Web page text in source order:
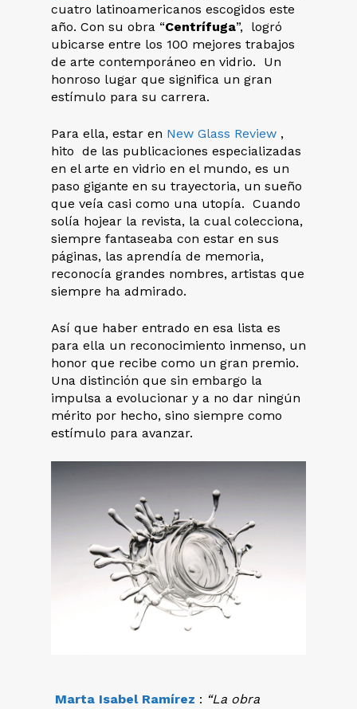
cuatro latinoamericanos escogidos este
año. Con su obra “Centrífuga”, logró
ubicarse entre los 100 mejores trabajos
de arte contemporáneo en vidrio. Un
honroso lugar que significa un gran
estímulo para su carrera.
Para ella, estar en New Glass Review ,
hito de las publicaciones especializadas
en el arte en vidrio en el mundo, es un
paso gigante en su trayectoria, un sueño
que veía casi como una utopía. Cuando
solía hojear la revista, la cual colecciona,
siempre fantaseaba con estar en sus
páginas, las aprendía de memoria,
reconocía grandes nombres, artistas que
siempre ha admirado.
Así que haber entrado en esa lista es
para ella un reconocimiento inmenso, un
honor que recibe como un gran premio.
Una distinción que sin embargo la
impulsa a evolucionar y a no dar ningún
mérito por hecho, sino siempre como
estímulo para avanzar.
Marta Isabel Ramírez : “La obra